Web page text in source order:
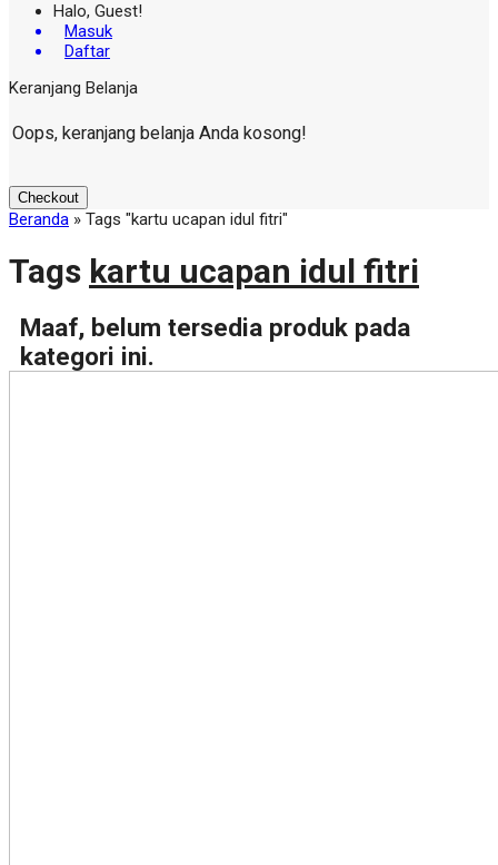
Halo, Guest!
Masuk
Daftar
Keranjang Belanja
Oops, keranjang belanja Anda kosong!
Checkout
Beranda » Tags "kartu ucapan idul fitri"
Tags kartu ucapan idul fitri
Maaf, belum tersedia produk pada
kategori ini.